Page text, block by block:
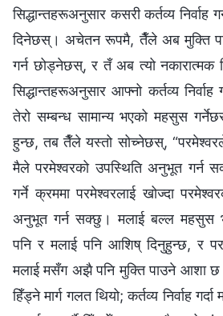
सिद्धान्तहरूअनुसार कसरी कर्तव्य निर्वाह
दिनेछस्। अचेतन रूपमै, तैँले अब मुक्ति
गर्न छोड्नेछस्, र तँ अब त्यो
सिद्धान्तहरूअनुसार आफ्नो कर्तव्य
तेरो सम्बन्ध सामान्य भएको महसुस
हुन्छ, तब तैँले यस्तो सोच्नेछस्,
मैले परमेश्‍वरको उपस्थिति अनुभूत गर्न
गर्ने क्रममा परमेश्‍वरलाई खोज्दा
अनुभूत गर्न सक्छु। मलाई बल्ल महसुस
पनि र मलाई पनि आशिष् दिनुहुन्छ, र
मलाई मसँग अझै पनि मुक्ति पाउने आशा
हिँड्ने मार्ग गलत थियो; कर्तव्य निर्वाह